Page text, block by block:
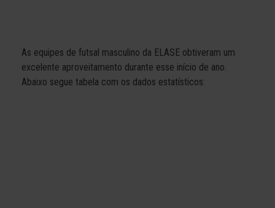
As equipes de futsal masculino da ELASE obtiveram um
excelente aproveitamento durante esse início de ano.
Abaixo segue tabela com os dados estatísticos: